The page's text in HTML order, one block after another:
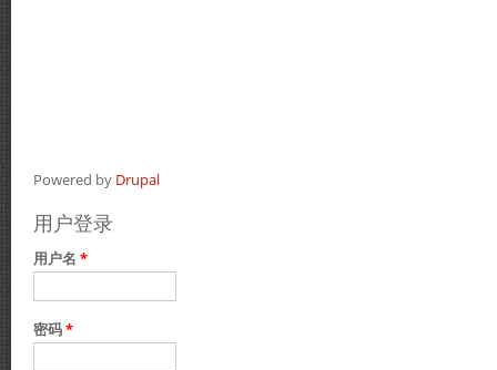
Powered by Drupal
用户登录
用户名 *
密码*